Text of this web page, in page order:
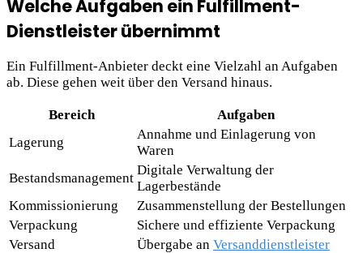
Welche Aufgaben ein Fulfillment-
Dienstleister übernimmt
Ein Fulfillment-Anbieter deckt eine Vielzahl an Aufgaben
ab. Diese gehen weit über den Versand hinaus.
Bereich
Aufgaben
Lagerung
Annahme und Einlagerung von
Waren
Bestandsmanagement
Digitale Verwaltung der
Lagerbestände
Kommissionierung
Zusammenstellung der Bestellungen
Verpackung
Sichere und effiziente Verpackung
Versand
Übergabe an Versanddienstleister